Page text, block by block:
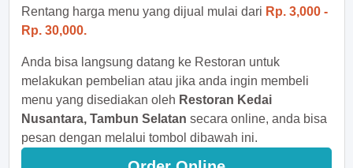
Rentang harga menu yang dijual mulai dari Rp. 3,000 -
Rp. 30,000.
Anda bisa langsung datang ke Restoran untuk
melakukan pembelian atau jika anda ingin membeli
menu yang disediakan oleh Restoran Kedai
Nusantara, Tambun Selatan secara online, anda bisa
pesan dengan melalui tombol dibawah ini.